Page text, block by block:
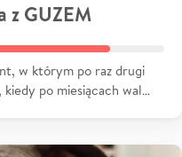
z GUZEM
w którym po raz drugi
kiedy po miesiącach wal…